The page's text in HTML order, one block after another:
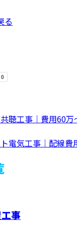
聴工事｜費用60
電気工事｜配線費
事